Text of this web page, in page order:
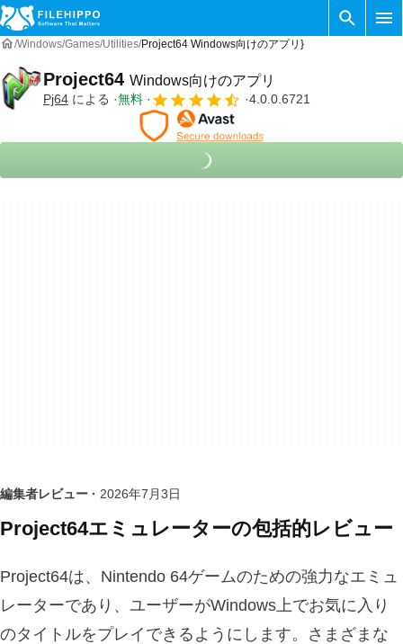
Windows Games Utilities Project64 Windows向けのアプリ}
Project64 Windows向けのアプリ
Pj64 による 無料 4.0.0.6721
編集者レビュー · 2026年7月3日
Project64エミュレーターの包括的レビュー
Project64は、Nintendo 64ゲームのための強力なエミュ
レーターであり、ユーザーがWindows上でお気に入り
のタイトルをプレイできるようにします。さまざまな